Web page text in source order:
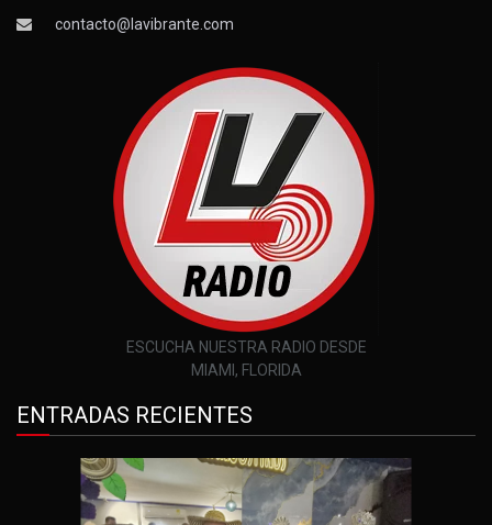
contacto@lavibrante.com
ESCUCHA NUESTRA RADIO DESDE
MIAMI, FLORIDA
ENTRADAS RECIENTES